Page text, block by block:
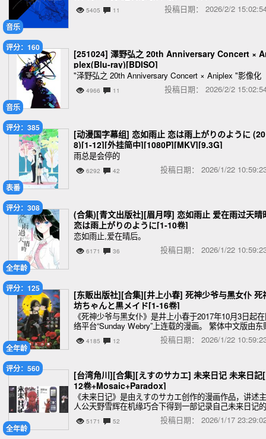
音乐
5405 11 投稿日期： 2026/2/2
音乐
评分：160
[251024] 澤野弘之 20th Anniversary Concert ×
plex(Blu-ray)[BDISO]
"泽野弘之 20th Anniversary Concert × Aniplex "影像化
4966 11 投稿日期： 2026/2/2
表番
评分：385
[动漫国字幕组] 恋如雨止 恋は雨上がりのように
8)[1-12][外挂简中][1080P][MKV][9.3G]
雨总是会停的
6292 42 投稿日期： 2026/1/22
全年龄
评分：308
(合集)[青文出版社][眉月啍] 恋如雨止 爱在雨过天晴
恋は雨上がりのように[1-10卷]
恋如雨止,爱在晴后。
6171 36 投稿日期： 2026/1/22
全年龄
评分：125
[东贩出版社][合集][井上小春] 死神少爷与黑女仆 死
坊ちゃんと黒メイド[1-16卷]
《死神少爷与黑女仆》是井上小春于2017年10月3日起
络平台“Sunday Webry”上连载的漫画。 繁体中文版由东
出版社发行，国内电子版由哔哩哔哩漫画独家发布。
4185 12 投稿日期： 2026/1/22
全年龄
评分：560
[台湾角川][合集][えすのサカエ] 未来日记 未来日記
12卷+Mosaic+Paradox]
《未来日记》是由えすのサカエ创作的漫画作品，讲述主
人公天野雪辉在机缘巧合下得到一部记录自己未来日记的
手机，而发生了一连串奇怪的事。 剧情简介
5171 52 投稿日期： 2026/1/17